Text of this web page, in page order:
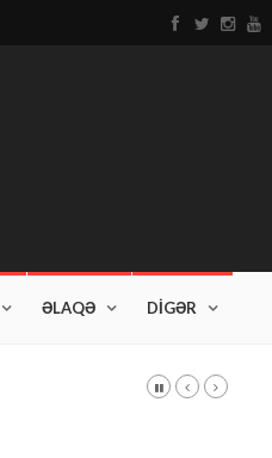
ƏLAQƏ DİGƏR